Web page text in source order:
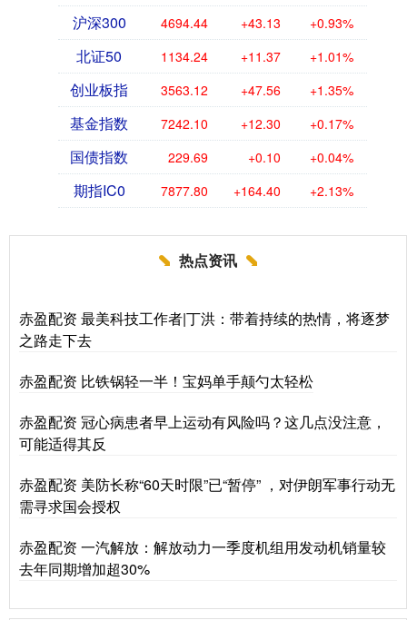
沪深300 4694.44 +43.13 +0.93%
北证50 1134.24 +11.37 +1.01%
创业板指 3563.12 +47.56 +1.35%
基金指数 7242.10 +12.30 +0.17%
国债指数 229.69 +0.10 +0.04%
期指IC0 7877.80 +164.40 +2.13%
热点资讯
赤盈配资 最美科技工作者|丁洪：带着持续的热情，将逐梦
之路走下去
赤盈配资 比铁锅轻一半！宝妈单手颠勺太轻松
赤盈配资 冠心病患者早上运动有风险吗？这几点没注意，
可能适得其反
赤盈配资 美防长称“60天时限”已“暂停” ，对伊朗军事行动无
需寻求国会授权
赤盈配资 一汽解放：解放动力一季度机组用发动机销量较
去年同期增加超30%